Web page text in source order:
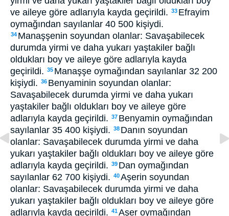
ve aileye göre adlarıyla kayda geçirildi. 33 Efrayim
oymağından sayılanlar 40 500 kişiydi.
34 Manaşşenin soyundan olanlar: Savaşabilecek
durumda yirmi ve daha yukarı yaştakiler bağlı
oldukları boy ve aileye göre adlarıyla kayda
geçirildi. 35 Manaşşe oymağından sayılanlar 32 200
kişiydi. 36 Benyaminin soyundan olanlar:
Savaşabilecek durumda yirmi ve daha yukarı
yaştakiler bağlı oldukları boy ve aileye göre
adlarıyla kayda geçirildi. 37 Benyamin oymağından
sayılanlar 35 400 kişiydi. 38 Danın soyundan
olanlar: Savaşabilecek durumda yirmi ve daha
yukarı yaştakiler bağlı oldukları boy ve aileye göre
adlarıyla kayda geçirildi. 39 Dan oymağından
sayılanlar 62 700 kişiydi. 40Aşerin soyundan
olanlar: Savaşabilecek durumda yirmi ve daha
yukarı yaştakiler bağlı oldukları boy ve aileye göre
adlarıyla kayda geçirildi. 41Aşer oymağından